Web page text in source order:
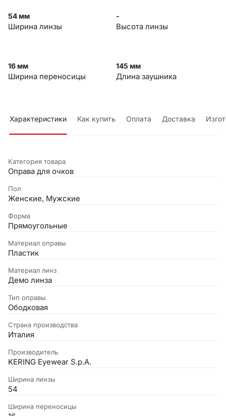
54 мм
Ширина линзы
-
Высота линзы
16 мм
Ширина переносицы
145 мм
Длина заушника
Характеристики Как купить Оплата Доставка
Категория товара
Оправа для очков
Пол
Женские, Мужские
Форма
Прямоугольные
Материал оправы
Пластик
Материал линз
Демо линза
Тип оправы
Ободковая
Страна производства
Италия
Производитель
KERING Eyewear S.p.A.
Ширина линзы
54
Ширина переносицы